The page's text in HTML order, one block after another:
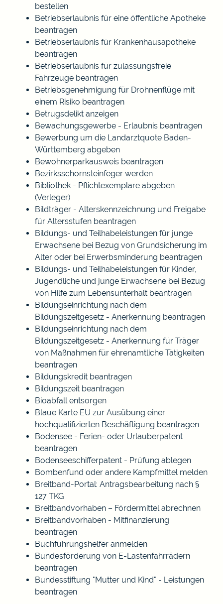
bestellen
Betriebserlaubnis für eine öffentliche Apotheke
beantragen
Betriebserlaubnis für Krankenhausapotheke
beantragen
Betriebserlaubnis für zulassungsfreie
Fahrzeuge beantragen
Betriebsgenehmigung für Drohnenflüge mit
einem Risiko beantragen
Betrugsdelikt anzeigen
Bewachungsgewerbe - Erlaubnis beantragen
Bewerbung um die Landarztquote Baden-
Württemberg abgeben
Bewohnerparkausweis beantragen
Bezirksschornsteinfeger werden
Bibliothek - Pflichtexemplare abgeben
(Verleger)
Bildträger - Alterskennzeichnung und Freigabe
für Altersstufen beantragen
Bildungs- und Teilhabeleistungen für junge
Erwachsene bei Bezug von Grundsicherung im
Alter oder bei Erwerbsminderung beantragen
Bildungs- und Teilhabeleistungen für Kinder,
Jugendliche und junge Erwachsene bei Bezug
von Hilfe zum Lebensunterhalt beantragen
Bildungseinrichtung nach dem
Bildungszeitgesetz - Anerkennung beantragen
Bildungseinrichtung nach dem
Bildungszeitgesetz - Anerkennung für Träger
von Maßnahmen für ehrenamtliche Tätigkeiten
beantragen
Bildungskredit beantragen
Bildungszeit beantragen
Bioabfall entsorgen
Blaue Karte EU zur Ausübung einer
hochqualifizierten Beschäftigung beantragen
Bodensee - Ferien- oder Urlauberpatent
beantragen
Bodenseeschifferpatent - Prüfung ablegen
Bombenfund oder andere Kampfmittel melden
Breitband-Portal: Antragsbearbeitung nach §
127 TKG
Breitbandvorhaben – Fördermittel abrechnen
Breitbandvorhaben - Mitfinanzierung
beantragen
Buchführungshelfer anmelden
Bundesförderung von E-Lastenfahrrädern
beantragen
Bundesstiftung "Mutter und Kind" - Leistungen
beantragen